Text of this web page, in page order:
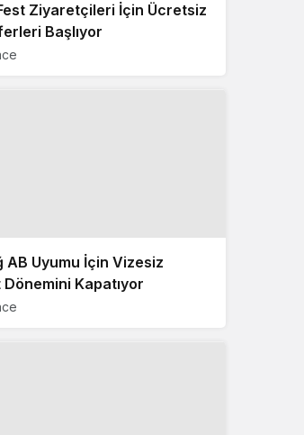
Ziyaretçileri İçin Ücretsiz
Başlıyor
AB Uyumu İçin Vizesiz
Seyahat Dönemini Kapatıyor